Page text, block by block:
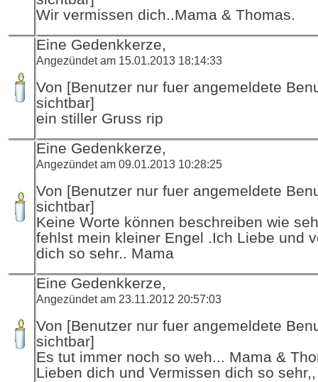
Wir vermissen dich..Mama & Thomas.
Eine Gedenkkerze,
Angezündet am 15.01.2013 18:14:33
Von [Benutzer nur fuer angemeldete
sichtbar]
ein stiller Gruss rip
Eine Gedenkkerze,
Angezündet am 09.01.2013 10:28:25
Von [Benutzer nur fuer angemeldete
sichtbar]
Keine Worte können beschreiben wie
fehlst mein kleiner Engel .Ich Liebe und
dich so sehr.. Mama
Eine Gedenkkerze,
Angezündet am 23.11.2012 20:57:03
Von [Benutzer nur fuer angemeldete
sichtbar]
Es tut immer noch so weh... Mama &
Lieben dich und Vermissen dich so sehr,,